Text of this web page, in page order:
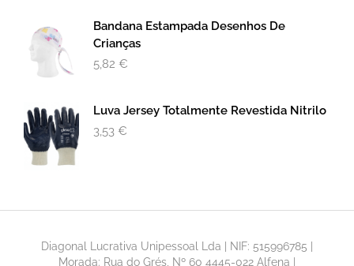
Bandana Estampada Desenhos De
Crianças
5,82 €
Luva Jersey Totalmente Revestida Nitrilo
3,53 €
Diagonal Lucrativa Unipessoal Lda | NIF: 515996785 |
Morada: Rua do Grés, Nº 60 4445-022 Alfena |